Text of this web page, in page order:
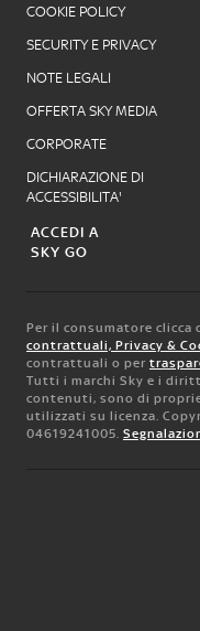
COOKIE POLICY
SECURITY E PRIVACY
NOTE LEGALI
OFFERTA SKY MEDIA
CORPORATE
DICHIARAZIONE DI
ACCESSIBILITA'
ACCEDI A
SKY GO
Per il consumatore clicca
contrattuali, Privacy &
contrattuali o per
Tutti i marchi Sky e i
contenuti, sono di
utilizzati su licenza.
04619241005.